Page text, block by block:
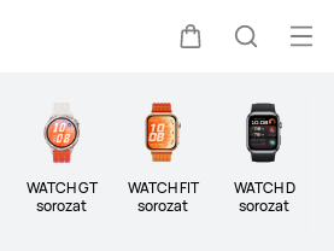
WATCH GT
sorozat
WATCH FIT
sorozat
WATCH D
sorozat